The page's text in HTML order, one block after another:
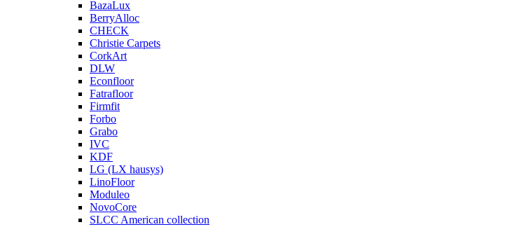
BazaLux
BerryAlloc
CHECK
Christie Carpets
CorkArt
DLW
Econfloor
Fatrafloor
Firmfit
Forbo
Grabo
IVC
KDF
LG (LX hausys)
LinoFloor
Moduleo
NovoCore
SLCC American collection